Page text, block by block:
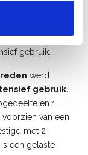
en
gebruik.
werd
gebruik.
en 1
van een
met 2
een gelaste